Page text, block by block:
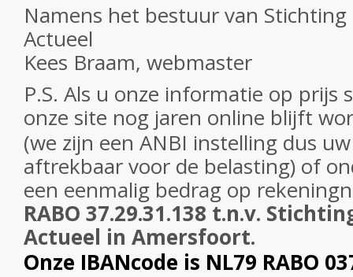
Namens het bestuur van Stichting
Actueel
Kees Braam, webmaster
P.S. Als u onze informatie op prijs
onze site nog jaren online blijft
(we zijn een ANBI instelling dus
aftrekbaar voor de belasting) of
een eenmalig bedrag op
RABO 37.29.31.138 t.n.v.
Actueel in Amersfoort.
Onze IBANcode is NL79 RABO